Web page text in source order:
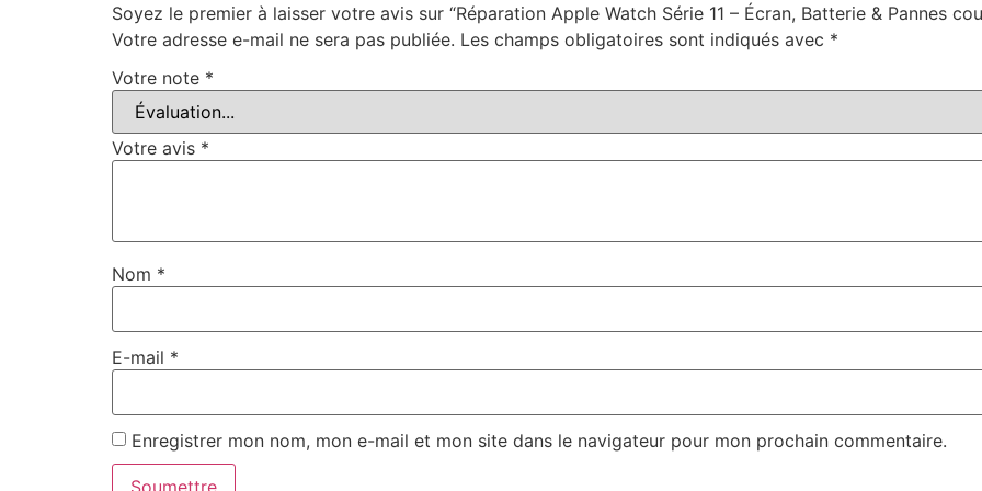
Soyez le premier à laisser votre avis sur “Réparation Apple Watch Série 11 – Écran, Batterie & Pannes
Votre adresse e-mail ne sera pas publiée. Les champs obligatoires sont indiqués avec *
Votre note *
Votre avis *
Nom *
E-mail *
Enregistrer mon nom, mon e-mail et mon site dans le navigateur pour mon prochain commentaire.